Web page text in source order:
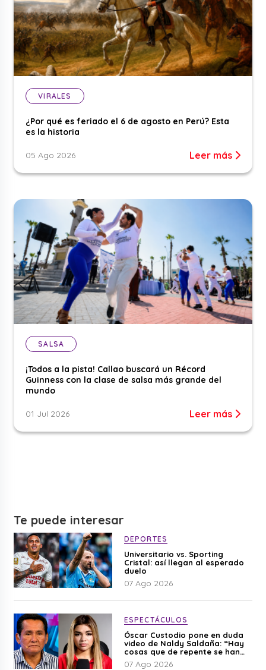
VIRALES
¿Por qué es feriado el 6 de agosto en Perú? Esta
es la historia
05 Ago 2026 Leer más
SALSA
¡Todos a la pista! Callao buscará un Récord
Guinness con la clase de salsa más grande del
mundo
01 Jul 2026 Leer más
Te puede interesar
DEPORTES
Universitario vs. Sporting
Cristal: así llegan al esperado
duelo
07 Ago 2026
ESPECTÁCULOS
Óscar Custodio pone en duda
video de Naldy Saldaña: “Hay
cosas que de repente se han
editado”
07 Ago 2026